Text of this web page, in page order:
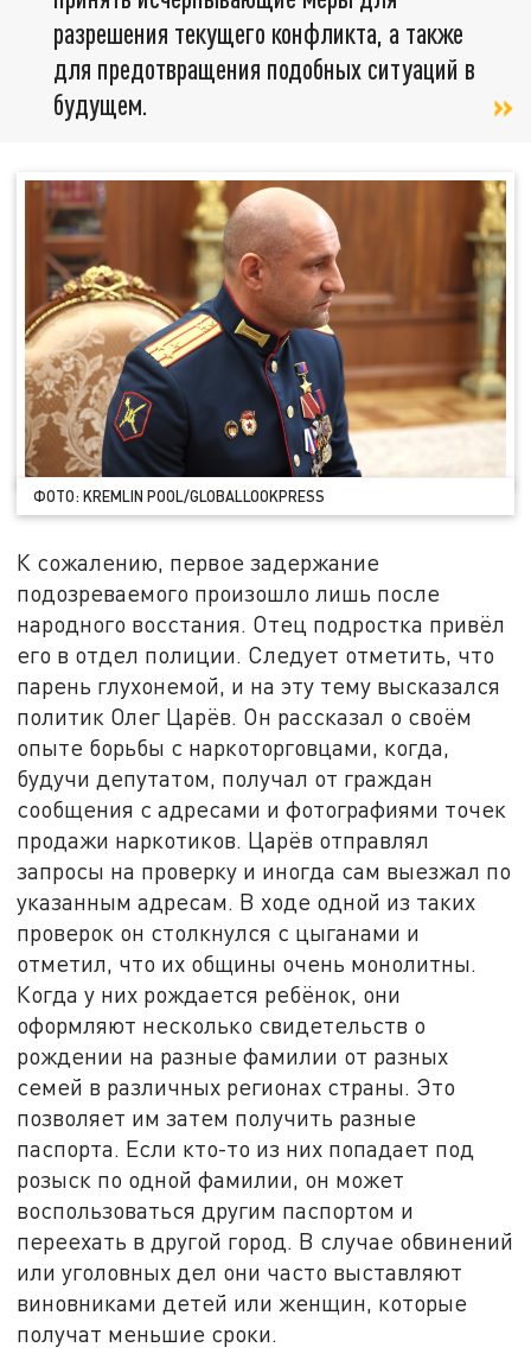
разрешения текущего конфликта, а также
для предотвращения подобных ситуаций в
будущем.
ФОТО: KREMLIN POOL/GLOBALLOOKPRESS
К сожалению, первое задержание
подозреваемого произошло лишь после
народного восстания. Отец подростка привёл
его в отдел полиции. Следует отметить, что
парень глухонемой, и на эту тему высказался
политик Олег Царёв. Он рассказал о своём
опыте борьбы с наркоторговцами, когда,
будучи депутатом, получал от граждан
сообщения с адресами и фотографиями точек
продажи наркотиков. Царёв отправлял
запросы на проверку и иногда сам выезжал по
указанным адресам. В ходе одной из таких
проверок он столкнулся с цыганами и
отметил, что их общины очень монолитны.
Когда у них рождается ребёнок, они
оформляют несколько свидетельств о
рождении на разные фамилии от разных
семей в различных регионах страны. Это
позволяет им затем получить разные
паспорта. Если кто-то из них попадает под
розыск по одной фамилии, он может
воспользоваться другим паспортом и
переехать в другой город. В случае обвинений
или уголовных дел они часто выставляют
виновниками детей или женщин, которые
получат меньшие сроки.